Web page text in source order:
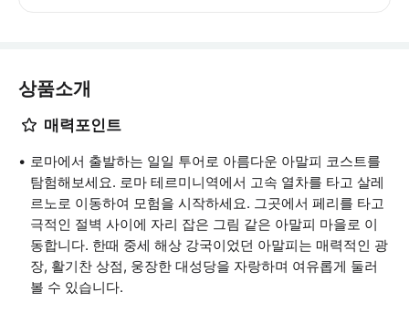
상품소개
매력포인트
로마에서 출발하는 일일 투어로 아름다운 아말피 코스트를
탐험해보세요. 로마 테르미니역에서 고속 열차를 타고 살레
르노로 이동하여 모험을 시작하세요. 그곳에서 페리를 타고
극적인 절벽 사이에 자리 잡은 그림 같은 아말피 마을로 이
동합니다. 한때 중세 해상 강국이었던 아말피는 매력적인 광
장, 활기찬 상점, 웅장한 대성당을 자랑하며 여유롭게 둘러
볼 수 있습니다.